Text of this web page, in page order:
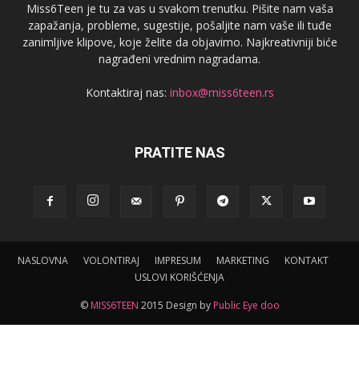
Miss6Teen je tu za vas u svakom trenutku. Pišite nam vaša
zapažanja, probleme, sugestije, pošaljite nam vaše ili tuđe
zanimljive klipove, koje želite da objavimo. Najkreativniji biće
nagrađeni vrednim nagradama.
Kontaktiraj nas: inbox@miss6teen.rs
PRATITE NAS
NASLOVNA VOLONTIRAJ IMPRESUM MARKETING
KONTAKT
USLOVI KORIŠĆENJA
© MISS6TEEN 2015 Design by Public Eye doo